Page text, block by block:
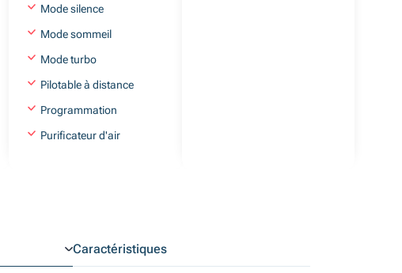
Mode silence
Mode sommeil
Mode turbo
Pilotable à distance
Programmation
Purificateur d'air
Caractéristiques